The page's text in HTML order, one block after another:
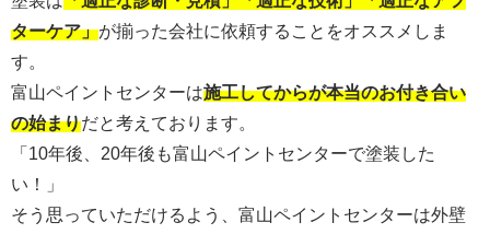
ターケア」が揃った会社に依頼することをオススメしま
す。
富山ペイントセンターは施工してからが本当のお付き合い
の始まりだと考えております。
「10年後、20年後も富山ペイントセンターで塗装した
い！」
そう思っていただけるよう、富山ペイントセンターは外壁